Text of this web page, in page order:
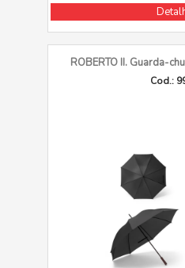
ROBERTO II. Guarda-
Cod.: